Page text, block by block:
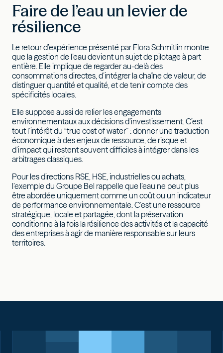
Faire de l’eau un levier de
résilience
Le retour d’expérience présenté par Flora Schmitlin montre
que la gestion de l’eau devient un sujet de pilotage à part
entière. Elle implique de regarder au-delà des
consommations directes, d’intégrer la chaîne de valeur, de
distinguer quantité et qualité, et de tenir compte des
spécificités locales.
Elle suppose aussi de relier les engagements
environnementaux aux décisions d’investissement. C’est
tout l’intérêt du “true cost of water” : donner une traduction
économique à des enjeux de ressource, de risque et
d’impact qui restent souvent difficiles à intégrer dans les
arbitrages classiques.
Pour les directions RSE, HSE, industrielles ou achats,
l’exemple du Groupe Bel rappelle que l’eau ne peut plus
être abordée uniquement comme un coût ou un indicateur
de performance environnementale. C’est une ressource
stratégique, locale et partagée, dont la préservation
conditionne à la fois la résilience des activités et la capacité
des entreprises à agir de manière responsable sur leurs
territoires.